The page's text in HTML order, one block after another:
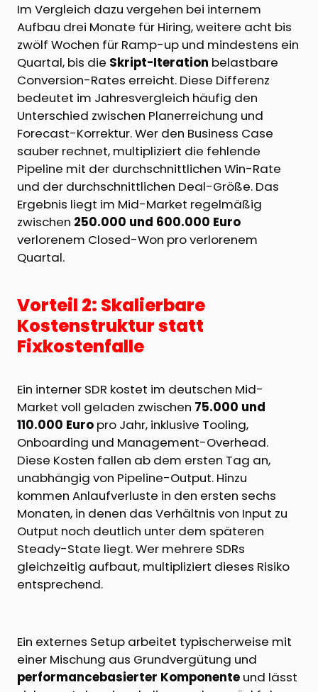
Im Vergleich dazu vergehen bei internem
Aufbau drei Monate für Hiring, weitere acht bis
zwölf Wochen für Ramp-up und mindestens ein
Quartal, bis die Skript-Iteration belastbare
Conversion-Rates erreicht. Diese Differenz
bedeutet im Jahresvergleich häufig den
Unterschied zwischen Planerreichung und
Forecast-Korrektur. Wer den Business Case
sauber rechnet, multipliziert die fehlende
Pipeline mit der durchschnittlichen Win-Rate
und der durchschnittlichen Deal-Größe. Das
Ergebnis liegt im Mid-Market regelmäßig
zwischen 250.000 und 600.000 Euro
verlorenem Closed-Won pro verlorenem
Quartal.
Vorteil 2: Skalierbare
Kostenstruktur statt
Fixkostenfalle
Ein interner SDR kostet im deutschen Mid-
Market voll geladen zwischen 75.000 und
110.000 Euro pro Jahr, inklusive Tooling,
Onboarding und Management-Overhead.
Diese Kosten fallen ab dem ersten Tag an,
unabhängig von Pipeline-Output. Hinzu
kommen Anlaufverluste in den ersten sechs
Monaten, in denen das Verhältnis von Input zu
Output noch deutlich unter dem späteren
Steady-State liegt. Wer mehrere SDRs
gleichzeitig aufbaut, multipliziert dieses Risiko
entsprechend.
Ein externes Setup arbeitet typischerweise mit
einer Mischung aus Grundvergütung und
performancebasierter Komponente und lässt